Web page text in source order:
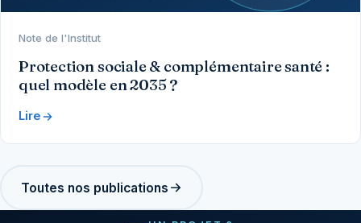
Note de l'Institut
Protection sociale & complémentaire santé :
quel modèle en 2035 ?
Lire
Toutes nos publications